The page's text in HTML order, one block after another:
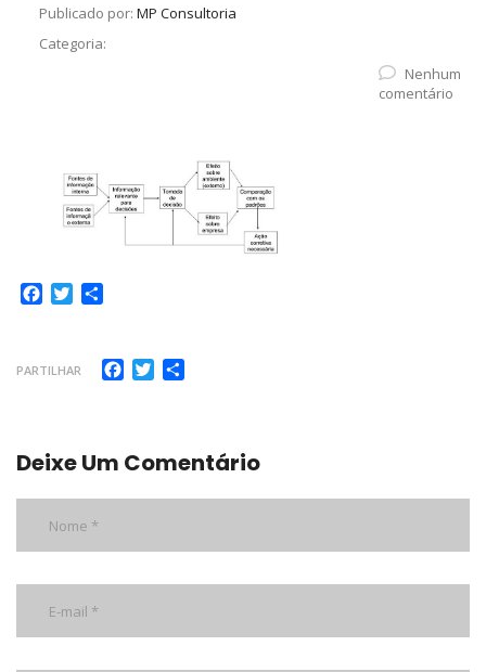
Publicado por: MP Consultoria
Categoria:
Nenhum
comentário
Facebook
Twitter
PARTILHAR Facebook
Twitter
Deixe Um Comentário